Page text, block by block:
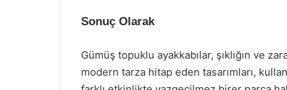
Sonuç Olarak
Gümüş topuklu ayakkabılar, şıklığın ve
modern tarza hitap eden tasarımları,